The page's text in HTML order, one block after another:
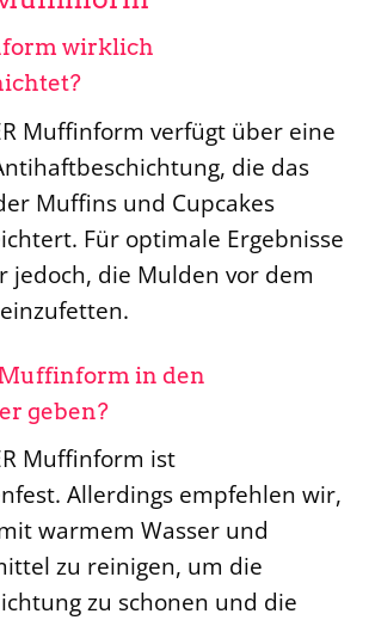
wirklich
Muffinform verfügt über eine
die das
Muffins und Cupcakes
Für optimale Ergebnisse
jedoch, die Mulden vor dem
in den
geben?
Muffinform ist
Allerdings empfehlen wir,
warmem Wasser und
zu reinigen, um die
zu schonen und die